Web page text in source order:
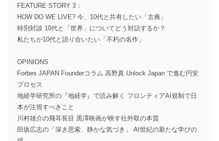
FEATURE STORY 3：
HOW DO WE LIVE? 今、10代と共有したい「古典」
特別対談 10代と「世界」についてどう対話するか？
私たちが10代と語り合いたい「不朽の名作」
OPINIONS
Forbes JAPAN Founderコラム 高野真 Unlock Japan で進む円安
プロセス
地経学研究所の『地経学』で読み解く フロンティアAI規制で日
本が注視すべきこと
川村雄介の飛耳長目 黒澤映画が映す社外取の本質
田坂広志の「深き思索、静かな気づき」 AI世紀の新たな学びの